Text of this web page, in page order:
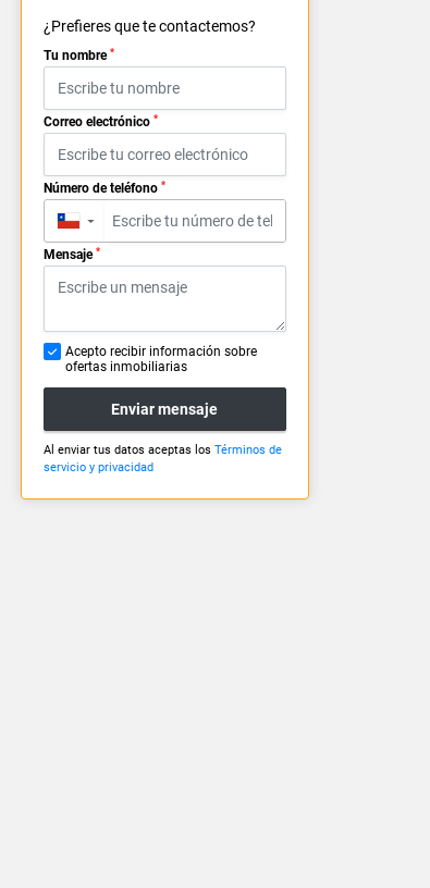
¿Prefieres que te contactemos?
Tu nombre *
Correo electrónico *
Número de teléfono *
▼
Mensaje *
Acepto recibir información sobre
ofertas inmobiliarias
Enviar mensaje
Al enviar tus datos aceptas los Términos de
servicio y privacidad